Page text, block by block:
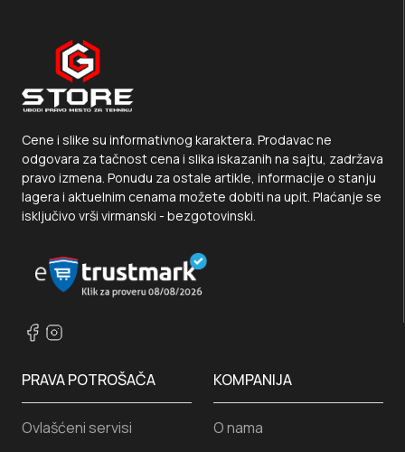
Cene i slike su informativnog karaktera. Prodavac ne
odgovara za tačnost cena i slika iskazanih na sajtu, zadržava
pravo izmena. Ponudu za ostale artikle, informacije o stanju
lagera i aktuelnim cenama možete dobiti na upit. Plaćanje se
isključivo vrši virmanski - bezgotovinski.
PRAVA POTROŠAČA
Ovlašćeni servisi
KOMPANIJA
O nama